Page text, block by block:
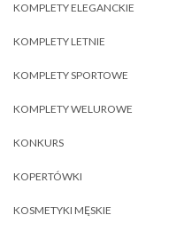
KOMPLETY ELEGANCKIE
KOMPLETY LETNIE
KOMPLETY SPORTOWE
KOMPLETY WELUROWE
KONKURS
KOPERTÓWKI
KOSMETYKI MĘSKIE